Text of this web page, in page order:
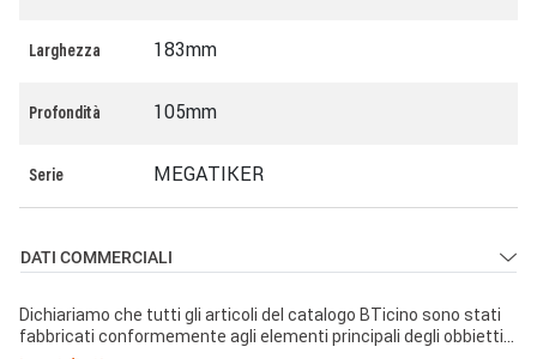
Larghezza 183mm
Profondità 105mm
Serie MEGATIKER
DATI COMMERCIALI
Dichiariamo che tutti gli articoli del catalogo BTicino sono stati
fabbricati conformemente agli elementi principali degli obbiettivi